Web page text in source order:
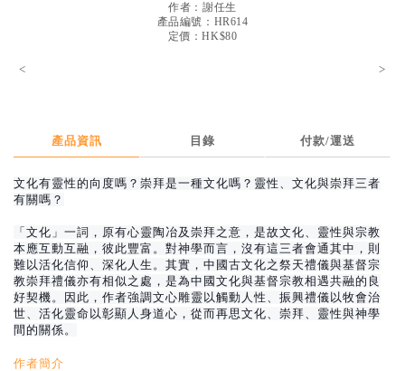
暢銷榜
中文二手書
精選英文書
電子書
基道 Top 50
作者： 謝任生
產品編號：HR614
定價：HK$80
< >
產品資訊 目錄 付款/運送
文化有靈性的向度嗎？崇拜是一種文化嗎？靈性、文化與崇拜三者
有關嗎？
「文化」一詞，原有心靈陶冶及崇拜之意，是故文化、靈性與宗教
本應互動互融，彼此豐富。對神學而言，沒有這三者會通其中，則
難以活化信仰、深化人生。其實，中國古文化之祭天禮儀與基督宗
教崇拜禮儀亦有相似之處，是為中國文化與基督宗教相遇共融的良
好契機。因此，作者強調文心雕靈以觸動人性、振興禮儀以牧會治
世、活化靈命以彰顯人身道心，從而再思文化、崇拜、靈性與神學
間的關係。
作者簡介